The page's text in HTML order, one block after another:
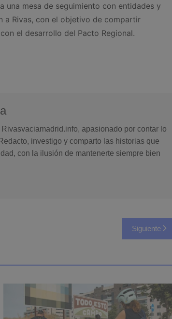
una mesa de seguimiento con entidades y
a Rivas, con el objetivo de compartir
el desarrollo del Pacto Regional.
apasionado por contar lo
investigo y comparto las historias que
con la ilusión de mantenerte siempre bien
Siguiente